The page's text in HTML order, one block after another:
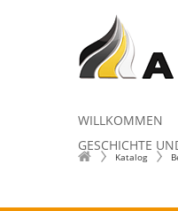
WILLKOMMEN
GESCHICHTE
Katalog